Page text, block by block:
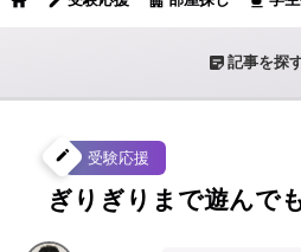
sticky_note_2 記事を探
create 受験応援
ぎりぎりまで遊んで